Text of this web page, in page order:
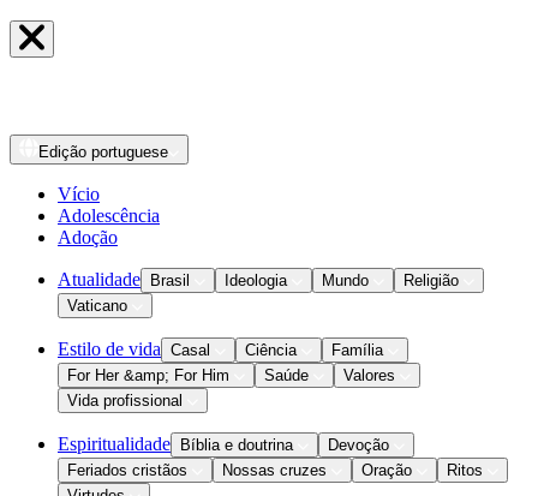
Edição portuguese
Vício
Adolescência
Adoção
Atualidade Brasil Ideologia Mundo
Religião
Vaticano
Estilo de vida Casal Ciência
Família
For Her &amp; For Him
Saúde
Valores
Vida profissional
Espiritualidade Bíblia e doutrina
Devoção
Feriados cristãos
Nossas cruzes Oração
Ritos